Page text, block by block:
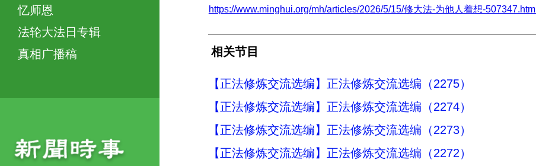
忆师恩
法轮大法日专辑
真相广播稿
https://www.minghui.org/mh/articles/2026/5/15/修大法-为他人着想-507347.html
相关节目
【正法修炼交流选编】正法修炼交流选编（2275）
【正法修炼交流选编】正法修炼交流选编（2274）
【正法修炼交流选编】正法修炼交流选编（2273）
【正法修炼交流选编】正法修炼交流选编（2272）